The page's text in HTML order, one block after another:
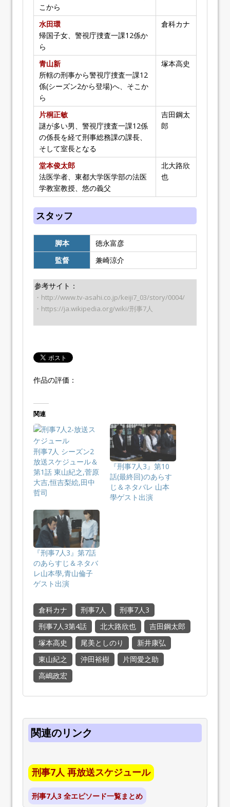
こから
水田環
帰国子女、警視庁捜査一課12係か
ら
倉科カナ
青山新
所轄の刑事から警視庁捜査一課12
係(シーズン2から登場)へ、そこか
ら
塚本高史
片桐正敏
謎が多い男、警視庁捜査一課12係
の係長を経て刑事総務課の課長、
そして室長となる
吉田鋼太
郎
堂本俊太郎
法医学者、東都大学医学部の法医
学教室教授、悠の義父
北大路欣
也
スタッフ
脚本
徳永富彦
監督
兼崎涼介
参考サイト：
・http://www.tv-asahi.co.jp/keiji7_03/story/0004/
・https://ja.wikipedia.org/wiki/刑事7人
作品の評価：
関連
刑事7人 シーズン2
放送スケジュール＆
第1話 東山紀之,菅原
大吉,恒吉梨絵,田中
哲司
『刑事7人3』第10
話(最終回)のあらす
じ＆ネタバレ 山本
學ゲスト出演
『刑事7人3』第7話
のあらすじ＆ネタバ
レ山本學,青山倫子
ゲスト出演
倉科カナ 刑事7人
刑事7人3
刑事7人3第4話
北大路欣也
吉田鋼太郎
塚本高史
尾美としのり
新井康弘
東山紀之
沖田裕樹
片岡愛之助
高嶋政宏
関連のリンク
刑事7人 再放送スケジュール
刑事7人3 全エピソード一覧まとめ